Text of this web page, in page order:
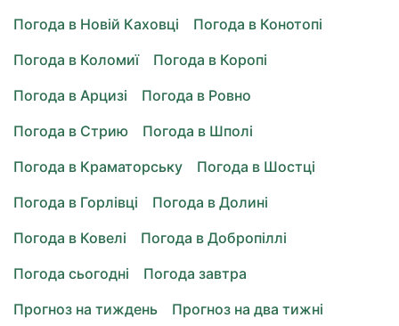
Погода в Новій Каховці
Погода в Конотопі
Погода в Коломиї
Погода в Коропі
Погода в Арцизі
Погода в Ровно
Погода в Стрию
Погода в Шполі
Погода в Краматорську
Погода в Шостці
Погода в Горлівці
Погода в Долині
Погода в Ковелі
Погода в Добропіллі
Погода сьогодні
Погода завтра
Прогноз на тиждень
Прогноз на два тижні